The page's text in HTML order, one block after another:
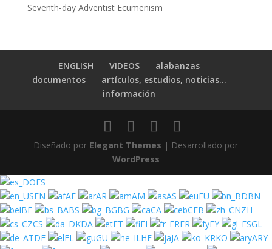
Seventh-day Adventist Ecumenism
ENGLISH VIDEOS
alabanzas
documentos
artículos, estudios, noticias…
información
Diseñado por Elegant Themes | Desarrollado por
WordPress
ES
EN
AF AR AM AS EU
BN
BE
BS BG CA CEB
ZH
CS
DA ET FI FR FY
GL
DE
EL GU HE JA KO
ARY